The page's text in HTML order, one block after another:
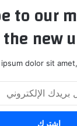
to our
new
ipsum dolor sit